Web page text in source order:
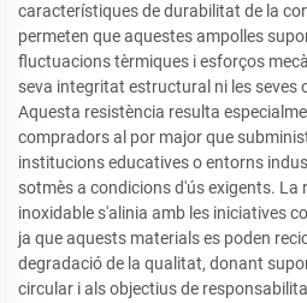
característiques de durabilitat de la
permeten que aquestes ampolles
fluctuacions tèrmiques i esforços
seva integritat estructural ni les seves
Aquesta resistència resulta
compradors al por major que
institucions educatives o entorns
sotmès a condicions d'ús exigents. La
inoxidable s'alinia amb les iniciatives
ja que aquests materials es poden
degradació de la qualitat, donant
circular i als objectius de